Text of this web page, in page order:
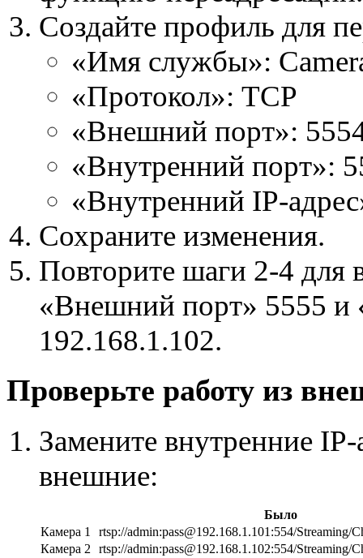
Создайте профиль для
«Имя службы»:
«Протокол»: TCP
«Внешний порт»:
«Внутренний порт»:
«Внутренний IP-
Сохраните изменения.
Повторите шаги 2-4 для
«Внешний порт» 5555 и
192.168.1.102.
Проверьте работу из
Замените внутренние
внешние:
Было
Камера 1
rtsp://admin:pass@192.168.1.101:554/Streaming/
Камера 2
rtsp://admin:pass@192.168.1.102:554/Streaming/